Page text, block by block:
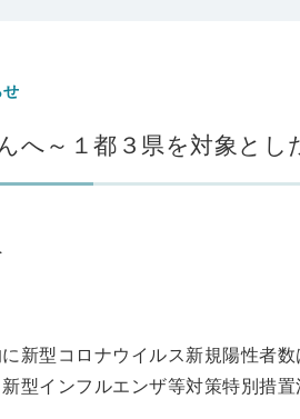
へ～１都３県を対象と
新型コロナウイルス新規陽性者
型インフルエンザ等対策特別措置